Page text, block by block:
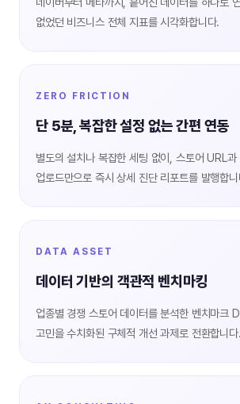
없었던 비즈니스 전체 지표를 시각화합니다.
ZERO FRICTION
단 5분, 복잡한 설정 없는 간편 연동
별도의 설치나 복잡한 세팅 없이, 스토어 URL과
업로드만으로 즉시 상세 진단 리포트를 발행합
DATA ASSET
데이터 기반의 객관적 벤치마킹
업종별 경쟁 스토어 데이터를 분석한 벤치마크
고민을 수치화된 구체적 개선 과제로 전환합니다.